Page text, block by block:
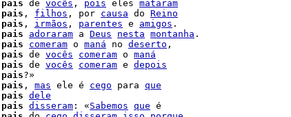
pais de vocês , pois eles mataram
pais , filhos , por causa do Reino
pais , irmãos , parentes e amigos .
pais adoraram a Deus nesta montanha .
pais comeram o maná no deserto
pais de vocês comeram o maná
pais de vocês comeram e depois
pais?»
pais , mas ele é cego para que
pais dele
pais disseram : «Sabemos que é